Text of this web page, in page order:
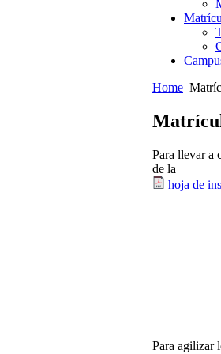
Home
Para llevar a
de la
hoja de
Para agilizar